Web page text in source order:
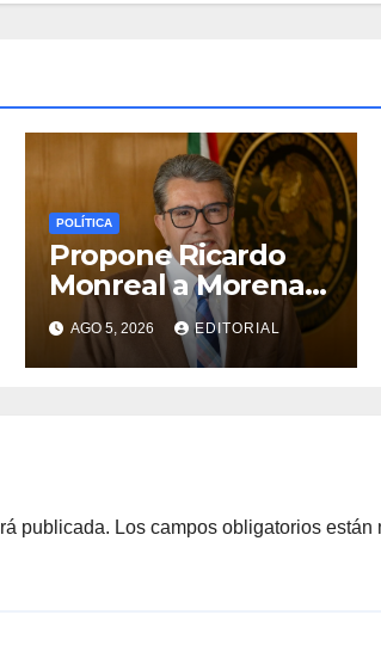
POLÍTICA
Propone Ricardo
Monreal a Morena
que no se separen
del cargo las y los
legisladores que
AGO 5, 2026 EDITORIAL
publicada. Los campos obligatorios están